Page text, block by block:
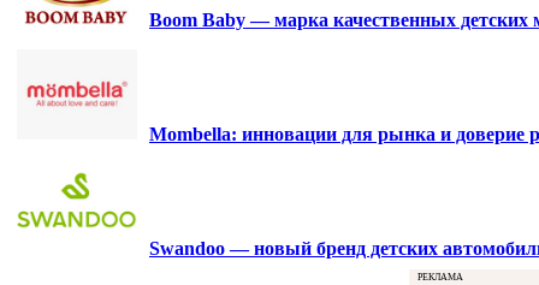
Boom Baby — марка качественных детских
Mombella: инновации для рынка и доверие
Swandoo — новый бренд детских
РЕКЛАМА